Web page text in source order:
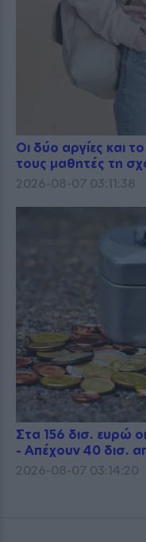
Οι δύο αργίες και
τους μαθητές τη
2026-08-07 03:11:38
Στα 156 δισ. ευρώ
- Απέχουν 40 δισ.
2026-08-07 03:14:20